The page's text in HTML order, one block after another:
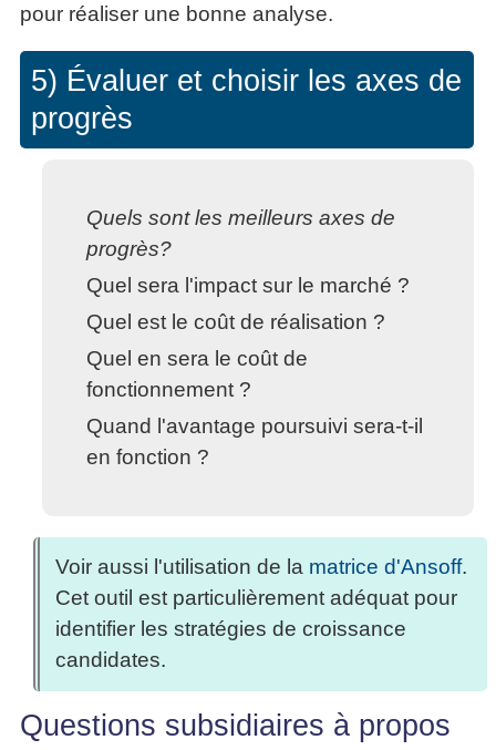
pour réaliser une bonne analyse.
5) Évaluer et choisir les axes de
progrès
Quels sont les meilleurs axes de
progrès?
Quel sera l'impact sur le marché ?
Quel est le coût de réalisation ?
Quel en sera le coût de
fonctionnement ?
Quand l'avantage poursuivi sera-t-il
en fonction ?
Voir aussi l'utilisation de la matrice d'Ansoff.
Cet outil est particulièrement adéquat pour
identifier les stratégies de croissance
candidates.
Questions subsidiaires à propos